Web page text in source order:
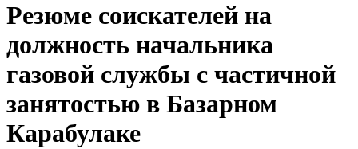
Резюме соискателей на
должность начальника
газовой службы с частичной
занятостью в Базарном
Карабулаке